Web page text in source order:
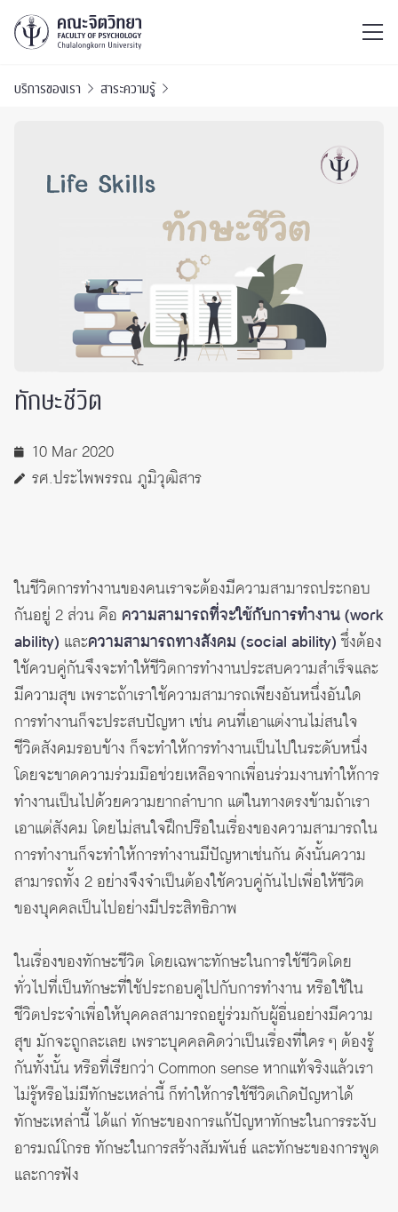
บริการของเรา สาระความรู้
ทักษะชีวิต
10 Mar 2020
รศ.ประไพพรรณ ภูมิวุฒิสาร
ในชีวิตการทำงานของคนเราจะต้องมีความสามารถประกอบ
กันอยู่ 2 ส่วน คือ ความสามารถที่จะใช้กับการทำงาน (work
ability) และความสามารถทางสังคม (social ability)ซึ่งต้อง
ใช้ควบคู่กันจึงจะทำให้ชีวิตการทำงานประสบความสำเร็จและ
มีความสุข เพราะถ้าเราใช้ความสามารถเพียงอันหนึ่งอันใด
การทำงานก็จะประสบปัญหา เช่น คนที่เอาแต่งานไม่สนใจ
ชีวิตสังคมรอบข้าง ก็จะทำให้การทำงานเป็นไปในระดับหนึ่ง
โดยจะขาดความร่วมมือช่วยเหลือจากเพื่อนร่วมงานทำให้การ
ทำงานเป็นไปด้วยความยากลำบาก แต่ในทางตรงข้ามถ้าเรา
เอาแต่สังคม โดยไม่สนใจฝึกปรือในเรื่องของความสามารถใน
การทำงานก็จะทำให้การทำงานมีปัญหาเช่นกัน ดังนั้นความ
สามารถทั้ง 2 อย่างจึงจำเป็นต้องใช้ควบคู่กันไปเพื่อให้ชีวิต
ของบุคคลเป็นไปอย่างมีประสิทธิภาพ
ในเรื่องของทักษะชีวิต โดยเฉพาะทักษะในการใช้ชีวิตโดย
ทั่วไปที่เป็นทักษะที่ใช้ประกอบคู่ไปกับการทำงาน หรือใช้ใน
ชีวิตประจำเพื่อให้บุคคลสามารถอยู่ร่วมกับผู้อื่นอย่างมีความ
สุข มักจะถูกละเลย เพราะบุคคลคิดว่าเป็นเรื่องที่ใคร ๆ ต้องรู้
กันทั้งนั้น หรือที่เรียกว่า Common sense หากแท้จริงแล้วเรา
ไม่รู้หรือไม่มีทักษะเหล่านี้ ก็ทำให้การใช้ชีวิตเกิดปัญหาได้
ทักษะเหล่านี้ ได้แก่ ทักษะของการแก้ปัญหาทักษะในการระงับ
อารมณ์โกรธ ทักษะในการสร้างสัมพันธ์ และทักษะของการพูด
และการฟัง